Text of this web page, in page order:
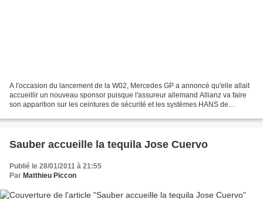
A l'occasion du lancement de la W02, Mercedes GP a annoncé qu'elle allait
accueillir un nouveau sponsor puisque l'assureur allemand Allianz va faire
son apparition sur les ceintures de sécurité et les systèmes HANS de
Sauber accueille la tequila Jose Cuervo
Publié le 28/01/2011 à 21:55
Par Matthieu Piccon